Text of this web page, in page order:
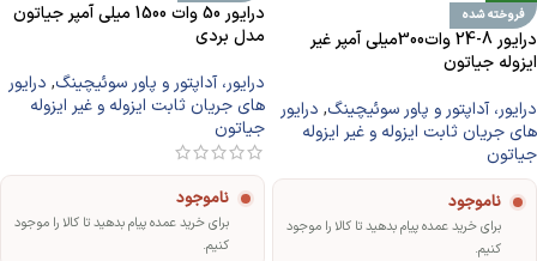
فروخته شده
درایور 8-24 وات300میلی آمپر غیر
ایزوله جیاتون
درایور، آداپتور و پاور سوئیچینگ, درایور
های جریان ثابت ایزوله و غیر ایزوله
جیاتون
ناموجود
برای خرید عمده پیام بدهید تا کالا را موجود
کنیم.
درایور 50 وات 1500 میلی آمپر جیاتون
مدل بردی
درایور، آداپتور و پاور سوئیچینگ, درایور
های جریان ثابت ایزوله و غیر ایزوله
جیاتون
ناموجود
برای خرید عمده پیام بدهید تا کالا را موجود
کنیم.